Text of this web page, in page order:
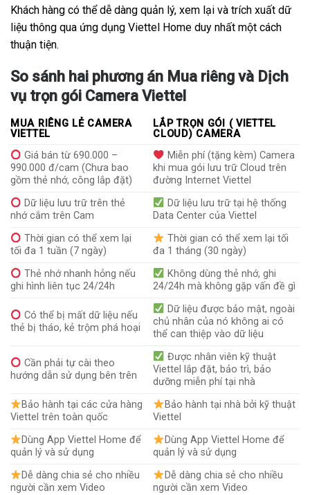
Khách hàng có thể dễ dàng quản lý, xem lại và trích xuất dữ
liệu thông qua ứng dụng Viettel Home duy nhất một cách
thuận tiện.
So sánh hai phương án Mua riêng và Dịch
vụ trọn gói Camera Viettel
MUA RIÊNG LẺ CAMERA
VIETTEL
LẮP TRỌN GÓI ( VIETTEL
CLOUD) CAMERA
Giá bán từ 690.000 –
990.000 đ/cam (Chưa bao
gồm thẻ nhớ, công lắp đặt)
Miễn phí (tặng kèm) Camera
khi mua gói lưu trữ Cloud trên
đường Internet Viettel
Dữ liệu lưu trữ trên thẻ
nhớ cắm trên Cam
Dữ liệu lưu trữ tại hệ thống
Data Center của Viettel
Thời gian có thể xem lại
tối đa 1 tuần (7 ngày)
Thời gian có thể xem lại tối
đa 1 tháng (30 ngày)
Thẻ nhớ nhanh hỏng nếu
ghi hình liên tục 24/24h
Không dùng thẻ nhớ, ghi
24/24h mà không gặp vấn đề gì
Có thể bị mất dữ liệu nếu
thẻ bị tháo, kẻ trộm phá hoại
Dữ liệu được bảo mật, ngoài
chủ nhân của nó không ai có
thể can thiệp vào dữ liệu
Cần phải tự cài theo
hướng dẫn sử dụng bên trên
Được nhân viên kỹ thuật
Viettel lắp đặt, bảo trì, bảo
dưỡng miễn phí tại nhà
Bảo hành tại các cửa hàng
Viettel trên toàn quốc
Bảo hành tại nhà bởi kỹ thuật
Viettel
Dùng App Viettel Home để
quản lý và sử dụng
Dùng App Viettel Home để
quản lý và sử dụng
Dễ dàng chia sẻ cho nhiều
người cần xem Video
Dễ dàng chia sẻ cho nhiều
người cần xem Video